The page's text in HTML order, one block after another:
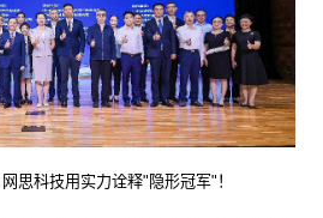
思科技用实力诠释"隐形冠军"！